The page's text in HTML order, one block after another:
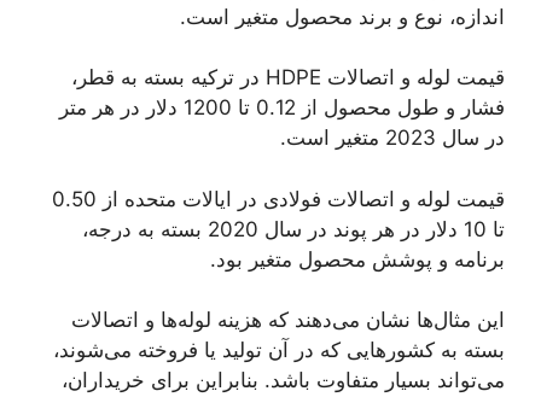
اندازه، نوع و برند محصول متغیر است.
قیمت لوله و اتصالات HDPE در ترکیه بسته به قطر،
فشار و طول محصول از 0.12 تا 1200 دلار در هر متر
در سال 2023 متغیر است.
قیمت لوله و اتصالات فولادی در ایالات متحده از 0.50
تا 10 دلار در هر پوند در سال 2020 بسته به درجه،
برنامه و پوشش محصول متغیر بود.
این مثال‌ها نشان می‌دهند که هزینه لوله‌ها و اتصالات
بسته به کشورهایی که در آن تولید یا فروخته می‌شوند،
می‌تواند بسیار متفاوت باشد. بنابراین برای خریداران،